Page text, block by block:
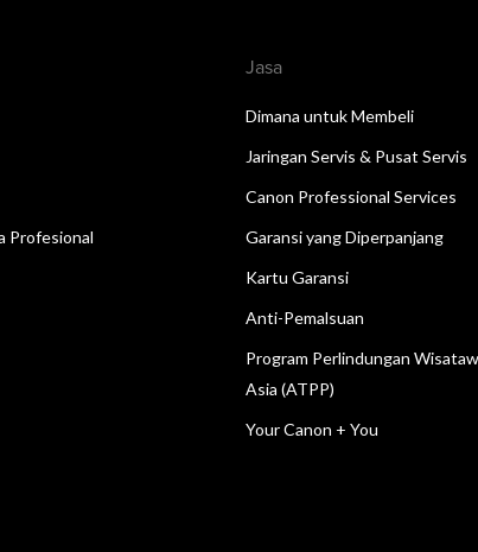
Profesional
Jasa
Dimana untuk Membeli
Jaringan Servis & Pusat Servis
Canon Professional Services
Garansi yang Diperpanjang
Kartu Garansi
Anti-Pemalsuan
Program Perlindungan
Asia (ATPP)
Your Canon + You